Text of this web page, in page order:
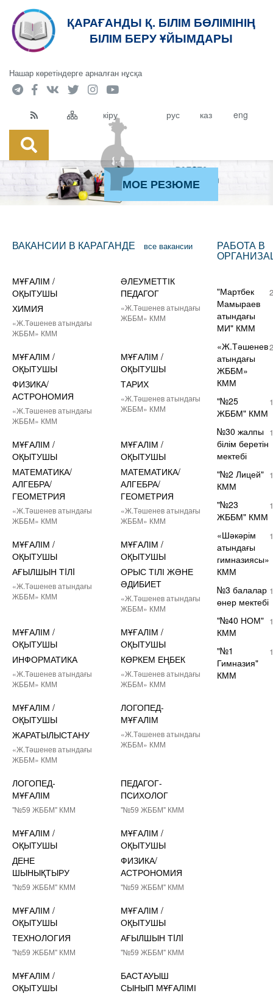
ҚАРАҒАНДЫ Қ. БІЛІМ БӨЛІМІНІҢ
БІЛІМ БЕРУ ҰЙЫМДАРЫ
Нашар көретіндерге арналған нұсқа
кіру рус каз eng
МОЕ РЕЗЮМЕ
ВАКАНСИИ В КАРАГАНДЕ все вакансии
МҰҒАЛІМ /
ОҚЫТУШЫ
ХИМИЯ
«Ж.Тәшенев атындағы
ЖББМ» КММ
ӘЛЕУМЕТТІК
ПЕДАГОГ
«Ж.Тәшенев атындағы
ЖББМ» КММ
МҰҒАЛІМ /
ОҚЫТУШЫ
ФИЗИКА/
АСТРОНОМИЯ
«Ж.Тәшенев атындағы
ЖББМ» КММ
МҰҒАЛІМ /
ОҚЫТУШЫ
ТАРИХ
«Ж.Тәшенев атындағы
ЖББМ» КММ
МҰҒАЛІМ /
ОҚЫТУШЫ
МАТЕМАТИКА/
АЛГЕБРА/
ГЕОМЕТРИЯ
«Ж.Тәшенев атындағы
ЖББМ» КММ
МҰҒАЛІМ /
ОҚЫТУШЫ
МАТЕМАТИКА/
АЛГЕБРА/
ГЕОМЕТРИЯ
«Ж.Тәшенев атындағы
ЖББМ» КММ
МҰҒАЛІМ /
ОҚЫТУШЫ
АҒЫЛШЫН ТIЛI
«Ж.Тәшенев атындағы
ЖББМ» КММ
МҰҒАЛІМ /
ОҚЫТУШЫ
ОРЫС ТІЛІ ЖӘНЕ
ӘДИБИЕТ
«Ж.Тәшенев атындағы
ЖББМ» КММ
МҰҒАЛІМ /
ОҚЫТУШЫ
ИНФОРМАТИКА
«Ж.Тәшенев атындағы
ЖББМ» КММ
МҰҒАЛІМ /
ОҚЫТУШЫ
КӨРКЕМ ЕҢБЕК
«Ж.Тәшенев атындағы
ЖББМ» КММ
МҰҒАЛІМ /
ОҚЫТУШЫ
ЖАРАТЫЛЫСТАНУ
«Ж.Тәшенев атындағы
ЖББМ» КММ
ЛОГОПЕД-
МҰҒАЛІМ
«Ж.Тәшенев атындағы
ЖББМ» КММ
ЛОГОПЕД-
МҰҒАЛІМ
"№59 ЖББМ" КММ
ПЕДАГОГ-
ПСИХОЛОГ
"№59 ЖББМ" КММ
МҰҒАЛІМ /
ОҚЫТУШЫ
ДЕНЕ
ШЫНЫҚТЫРУ
"№59 ЖББМ" КММ
МҰҒАЛІМ /
ОҚЫТУШЫ
ФИЗИКА/
АСТРОНОМИЯ
"№59 ЖББМ" КММ
МҰҒАЛІМ /
ОҚЫТУШЫ
ТЕХНОЛОГИЯ
"№59 ЖББМ" КММ
МҰҒАЛІМ /
ОҚЫТУШЫ
АҒЫЛШЫН ТIЛI
"№59 ЖББМ" КММ
МҰҒАЛІМ /
ОҚЫТУШЫ
БАСТАУЫШ
СЫНЫП МҰҒАЛІМІ
РАБОТА В
"Мартбек
Мамыраев
атындағы
МИ" КММ
«Ж.Тәшенев
атындағы
ЖББМ»
КММ
"№25
ЖББМ" КММ
№30 жалпы
білім беретін
мектебі
"№2 Лицей"
КММ
"№23
ЖББМ" КММ
«Шәкәрім
атындағы
гимназиясы»
КММ
№3 балалар
өнер мектебі
"№40 НОМ"
КММ
"№1
Гимназия"
КММ